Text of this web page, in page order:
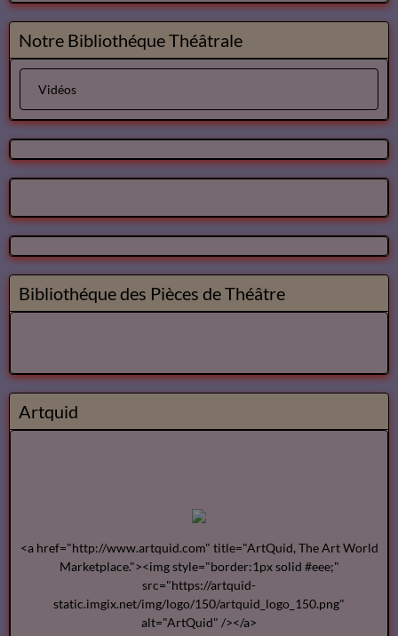
Notre Bibliothéque Théâtrale
Vidéos
Bibliothéque des Pièces de Théâtre
Artquid
<a href="http://www.artquid.com" title="ArtQuid, The Art World
Marketplace."><img style="border:1px solid #eee;"
src="https://artquid-
static.imgix.net/img/logo/150/artquid_logo_150.png"
alt="ArtQuid" /></a>